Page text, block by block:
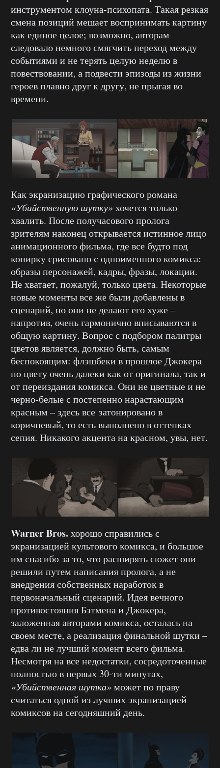
инструментом клоуна-психопата. Такая резкая
смена позиций мешает воспринимать картину
как единое целое; возможно, авторам
следовало немного смягчить переход между
событиями и не терять целую неделю в
повествовании, а подвести эпизоды из жизни
героев плавно друг к другу, не прыгая во
времени.
Как экранизацию графического романа
«Убийственную шутку»хочется только
хвалить. После получасового пролога
зрителям наконец открывается истинное лицо
анимационного фильма, где все будто под
копирку срисовано с одноименного комикса:
образы персонажей, кадры, фразы, локации.
Не хватает, пожалуй, только цвета. Некоторые
новые моменты все же были добавлены в
сценарий, но они не делают его хуже –
напротив, очень гармонично вписываются в
общую картину. Вопрос с подбором палитры
цветов является, должно быть, самым
беспокоящим: флэшбеки в прошлое Джокера
по цвету очень далеки как от оригинала, так и
от переиздания комикса. Они не цветные и не
черно-белые с постепенно нарастающим
красным – здесь все затонировано в
коричневый, то есть выполнено в оттенках
сепия. Никакого акцента на красном, увы, нет.
Warner Bros. хорошо справились с
экранизацией культового комикса, и большое
им спасибо за то, что расширять сюжет они
решили путем написания пролога, а не
внедрения собственных наработок в
первоначальный сценарий. Идея вечного
противостояния Бэтмена и Джокера,
заложенная авторами комикса, осталась на
своем месте, а реализация финальной шутки –
едва ли не лучший момент всего фильма.
Несмотря на все недостатки, сосредоточенные
полностью в первых 30-ти минутах,
«Убийственная шутка»может по праву
считаться одной из лучших экранизацией
комиксов на сегодняшний день.